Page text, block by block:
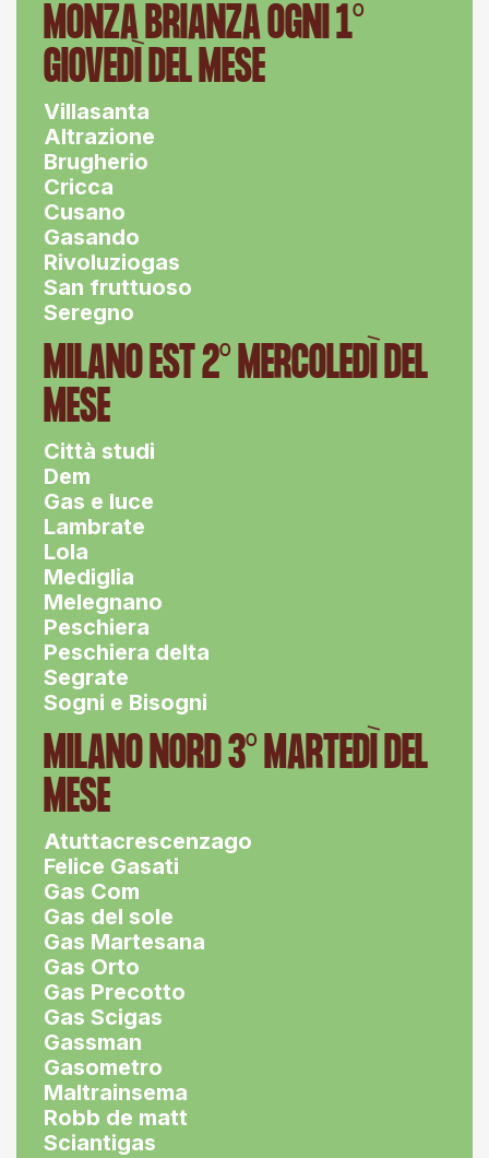
MONZA BRIANZA OGNI 1°
GIOVEDÌ DEL MESE
Villasanta
Altrazione
Brugherio
Cricca
Cusano
Gasando
Rivoluziogas
San fruttuoso
Seregno
MILANO EST 2° MERCOLEDÌ DEL
MESE
Città studi
Dem
Gas e luce
Lambrate
Lola
Mediglia
Melegnano
Peschiera
Peschiera delta
Segrate
Sogni e Bisogni
MILANO NORD 3° MARTEDÌ DEL
MESE
Atuttacrescenzago
Felice Gasati
Gas Com
Gas del sole
Gas Martesana
Gas Orto
Gas Precotto
Gas Scigas
Gassman
Gasometro
Maltrainsema
Robb de matt
Sciantigas